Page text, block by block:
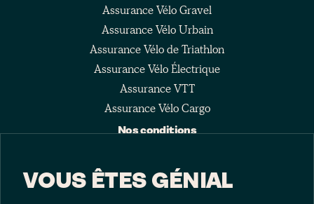
Assurance Vélo Gravel
Assurance Vélo Urbain
Assurance Vélo de Triathlon
Assurance Vélo Électrique
Assurance VTT
Assurance Vélo Cargo
Nos conditions
Carte d'assurance (IPID)
Informations supplémentaires
VOUS ÊTES GÉNIAL